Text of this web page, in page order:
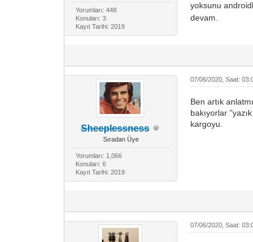
Yorumları: 448
Konuları: 3
Kayıt Tarihi: 2019
yoksunu
devam.
Sheeplessness
Sıradan Üye
Yorumları: 1,066
Konuları: 6
Kayıt Tarihi: 2019
07/06/2020, Saat:
Ben artık
bakıyorlar
kargoyu.
07/06/2020, Saat: